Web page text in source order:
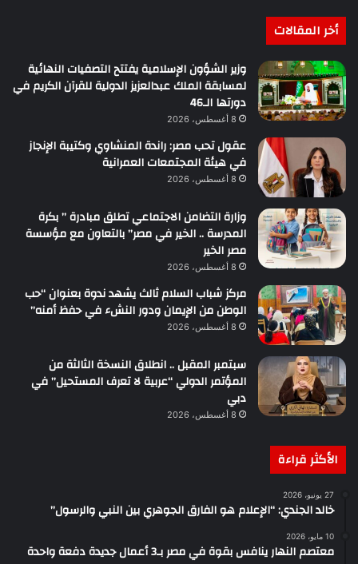
أخر المقالات
وزير الشؤون الإسلامية يفتتح التصفيات النهائية
لمسابقة الملك عبدالعزيز الدولية للقرآن الكريم في
دورتها الـ46
8 أغسطس، 2026
عقول تحب مصر: راندة المنشاوي وكتيبة الإنجاز
في هيئة المجتمعات العمرانية
8 أغسطس، 2026
وزارة التضامن الاجتماعي تطلق مبادرة ” بكرة
المدرسة .. الخير في مصر” بالتعاون مع مؤسسة
مصر الخير
8 أغسطس، 2026
مركز شباب السلام ثالث يشهد ندوة بعنوان “حب
الوطن من الإيمان ودور النشء في حفظ أمنه”
8 أغسطس، 2026
سبتمبر المقبل .. انطلاق النسخة الثالثة من
المؤتمر الدولي “عربية لا تعرف المستحيل” في
دبي
8 أغسطس، 2026
الأكثر قراءة
27 يونيو، 2026
خالد الجندي: “الإعلام هو الفارق الجوهري بين النبي والرسول”
10 مايو، 2026
معتصم النهار ينافس بقوة في مصر بـ3 أعمال جديدة دفعة واحدة